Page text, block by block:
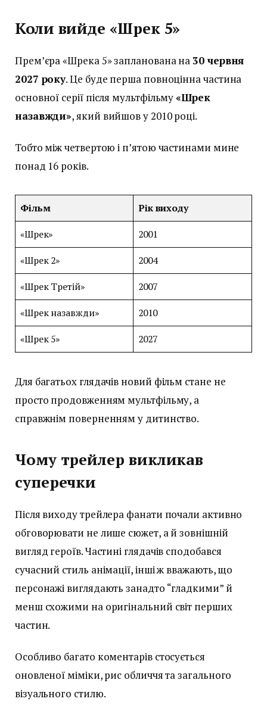
Коли вийде «Шрек 5»
Прем’єра «Шрека 5» запланована на30 червня
2027 року. Це буде перша повноцінна частина
основної серії після мультфільму«Шрек
назавжди», який вийшов у 2010 році.
Тобто між четвертою і п’ятою частинами мине
понад 16 років.
Фільм Рік виходу
«Шрек» 2001
«Шрек 2» 2004
«Шрек Третій» 2007
«Шрек назавжди» 2010
«Шрек 5» 2027
Для багатьох глядачів новий фільм стане не
просто продовженням мультфільму, а
справжнім поверненням у дитинство.
Чому трейлер викликав
суперечки
Після виходу трейлера фанати почали активно
обговорювати не лише сюжет, а й зовнішній
вигляд героїв. Частині глядачів сподобався
сучасний стиль анімації, інші ж вважають, що
персонажі виглядають занадто “гладкими” й
менш схожими на оригінальний світ перших
частин.
Особливо багато коментарів стосується
оновленої міміки, рис обличчя та загального
візуального стилю.